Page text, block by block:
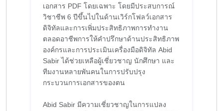
เอกสาร PDF โดยเฉพาะ โดยมีประสบการณ์
วิชาชีพ 6 ปีขึ้นไปในด้านเวิร์กโฟลว์เอกสาร
ดิจิทัลและการเพิ่มประสิทธิภาพการทำงาน
ตลอดอาชีพการให้คำปรึกษาด้านประสิทธิภาพ
องค์กรและการประเมินเครื่องมือดิจิทัล Abid
Sabir ได้ช่วยเหลือผู้เชี่ยวชาญ นักศึกษา และ
ทีมงานหลายพันคนในการปรับปรุง
กระบวนการเอกสารของตน
Abid Sabir มีความเชี่ยวชาญในการแปลง